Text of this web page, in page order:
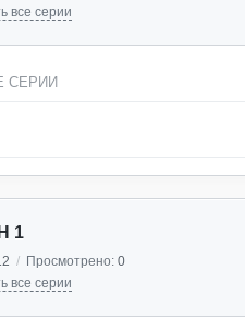
все серии
СЕРИИ
1
/ Просмотрено: 0
все серии